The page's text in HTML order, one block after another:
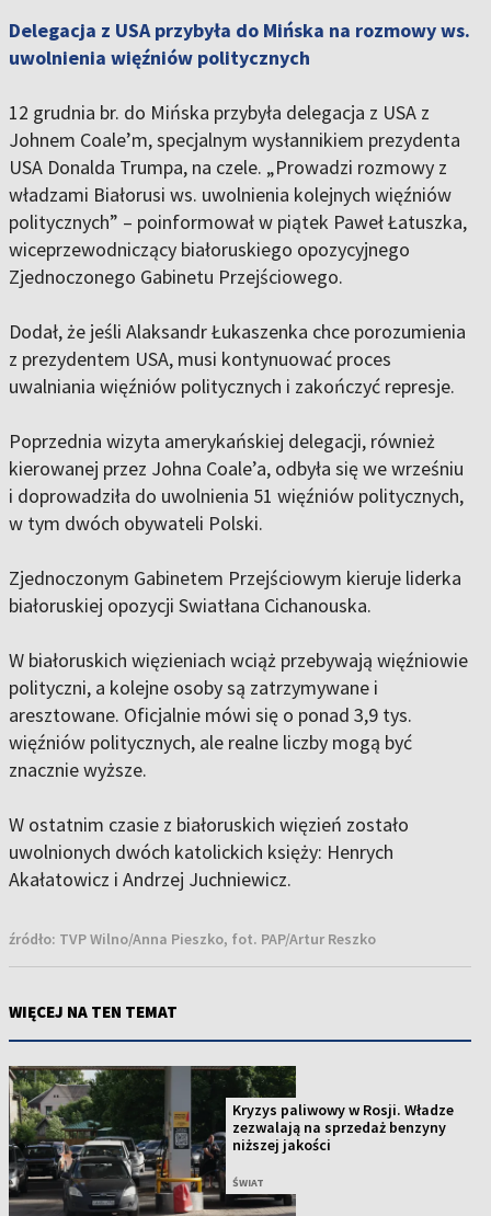
Delegacja z USA przybyła do Mińska na rozmowy ws.
uwolnienia więźniów politycznych
12 grudnia br. do Mińska przybyła delegacja z USA z
Johnem Coale’m, specjalnym wysłannikiem prezydenta
USA Donalda Trumpa, na czele. „Prowadzi rozmowy z
władzami Białorusi ws. uwolnienia kolejnych więźniów
politycznych” – poinformował w piątek Paweł Łatuszka,
wiceprzewodniczący białoruskiego opozycyjnego
Zjednoczonego Gabinetu Przejściowego.
Dodał, że jeśli Alaksandr Łukaszenka chce porozumienia
z prezydentem USA, musi kontynuować proces
uwalniania więźniów politycznych i zakończyć represje.
Poprzednia wizyta amerykańskiej delegacji, również
kierowanej przez Johna Coale’a, odbyła się we wrześniu
i doprowadziła do uwolnienia 51 więźniów politycznych,
w tym dwóch obywateli Polski.
Zjednoczonym Gabinetem Przejściowym kieruje liderka
białoruskiej opozycji Swiatłana Cichanouska.
W białoruskich więzieniach wciąż przebywają więźniowie
polityczni, a kolejne osoby są zatrzymywane i
aresztowane. Oficjalnie mówi się o ponad 3,9 tys.
więźniów politycznych, ale realne liczby mogą być
znacznie wyższe.
W ostatnim czasie z białoruskich więzień zostało
uwolnionych dwóch katolickich księży: Henrych
Akałatowicz i Andrzej Juchniewicz.
źródło: TVP Wilno/Anna Pieszko, fot. PAP/Artur Reszko
WIĘCEJ NA TEN TEMAT
Kryzys paliwowy w Rosji. Władze
zezwalają na sprzedaż benzyny
niższej jakości
ŚWIAT